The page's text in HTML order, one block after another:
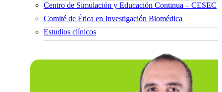
Centro de Simulación y Educación Continua – CESEC
Comité de Ética en Investigación Biomédica
Estudios clínicos